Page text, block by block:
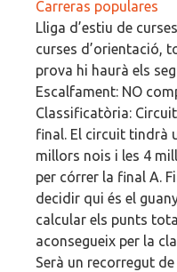
Carreras populares
Lliga d’estiu de
curses d’orientació,
prova hi haurà els
Escalfament: NO
Classificatòria:
final. El circuit tindrà
millors nois i les 4
per córrer la final A.
decidir qui és el
calcular els punts
aconsegueix per la
Serà un recorregut